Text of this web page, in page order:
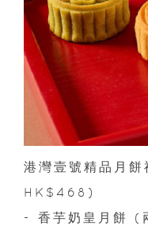
港灣壹號精品月
HK$468)
- 香芋奶皇月餅 (